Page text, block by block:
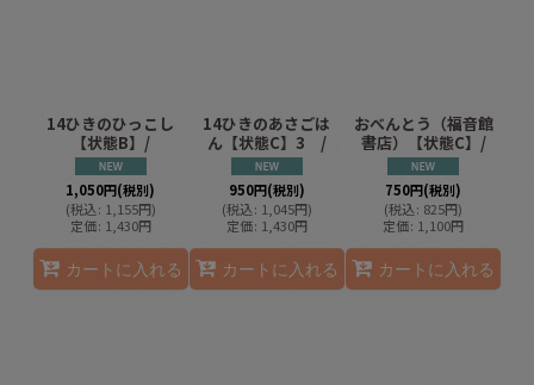
14ひきのひっこし
【状態B】/
1,050円(税別)
(税込: 1,155円)
定価: 1,430円
カートに入れる
14ひきのあさごは
ん【状態C】3 /
950円(税別)
(税込: 1,045円)
定価: 1,430円
カートに入れる
おべんとう（福音館
書店）【状態C】/
750円(税別)
(税込: 825円)
定価: 1,100円
カートに入れる